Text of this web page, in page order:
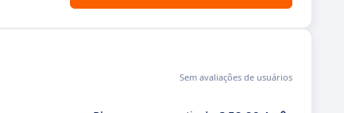
Sem avaliações de usuários